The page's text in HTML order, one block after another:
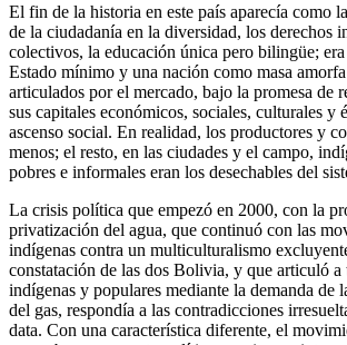
El fin de la historia en este país aparecía como
de la ciudadanía en la diversidad, los derechos
colectivos, la educación única pero bilingüe;
Estado mínimo y una nación como masa
articulados por el mercado, bajo la promesa de
sus capitales económicos, sociales, culturales y
ascenso social. En realidad, los productores y
menos; el resto, en las ciudades y el campo,
pobres e informales eran los desechables del
La crisis política que empezó en 2000, con la
privatización del agua, que continuó con las
indígenas contra un multiculturalismo
constatación de las dos Bolivia, y que articuló a
indígenas y populares mediante la demanda de
del gas, respondía a las contradicciones
data. Con una característica diferente, el